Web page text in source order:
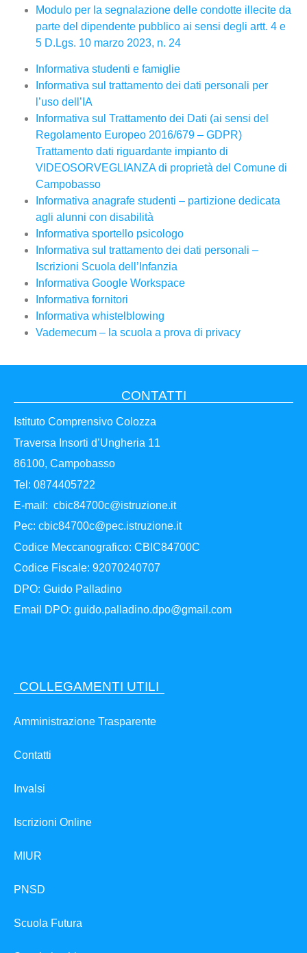
Modulo per la segnalazione delle condotte illecite da
parte del dipendente pubblico ai sensi degli artt. 4 e
5 D.Lgs. 10 marzo 2023, n. 24
Informativa studenti e famiglie
Informativa sul trattamento dei dati personali per
l’uso dell’IA
Informativa sul Trattamento dei Dati (ai sensi del
Regolamento Europeo 2016/679 – GDPR)
Trattamento dati riguardante impianto di
VIDEOSORVEGLIANZA di proprietà del Comune di
Campobasso
Informativa anagrafe studenti – partizione dedicata
agli alunni con disabilità
Informativa sportello psicologo
Informativa sul trattamento dei dati personali –
Iscrizioni Scuola dell’Infanzia
Informativa Google Workspace
Informativa fornitori
Informativa whistelblowing
Vademecum – la scuola a prova di privacy
CONTATTI
Istituto Comprensivo Colozza
Traversa Insorti d’Ungheria 11
86100, Campobasso
Tel: 0874405722
E-mail: cbic84700c@istruzione.it
Pec: cbic84700c@pec.istruzione.it
Codice Meccanografico: CBIC84700C
Codice Fiscale: 92070240707
DPO: Guido Palladino
Email DPO: guido.palladino.dpo@gmail.com
COLLEGAMENTI UTILI
Amministrazione Trasparente
Contatti
Invalsi
Iscrizioni Online
MIUR
PNSD
Scuola Futura